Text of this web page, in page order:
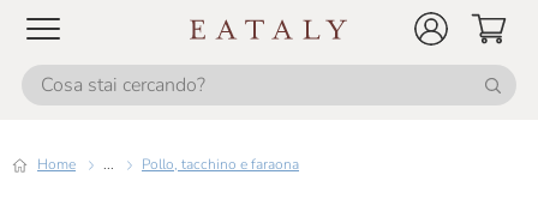
Home ... Pollo, tacchino e faraona